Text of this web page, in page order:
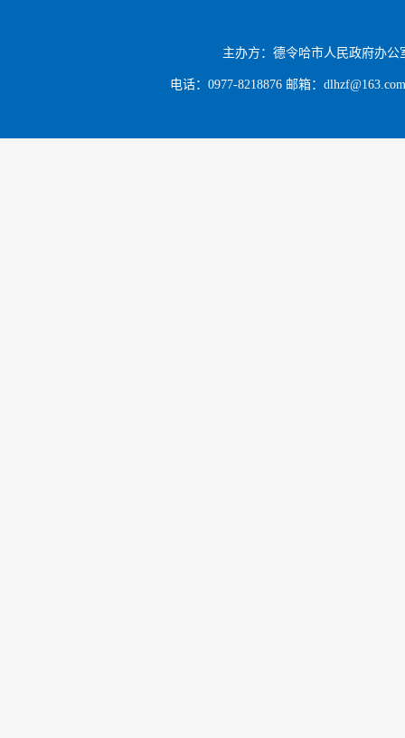
辉，市直
主办方：德令哈市人民政府办
电话：0977-8218876 邮箱：